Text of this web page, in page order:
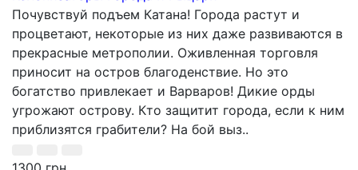
Почувствуй подъем Катана! Города растут и
процветают, некоторые из них даже развиваются в
прекрасные метрополии. Оживленная торговля
приносит на остров благоденствие. Но это
богатство привлекает и Варваров! Дикие орды
угрожают острову. Кто защитит города, если к ним
приблизятся грабители? На бой выз..